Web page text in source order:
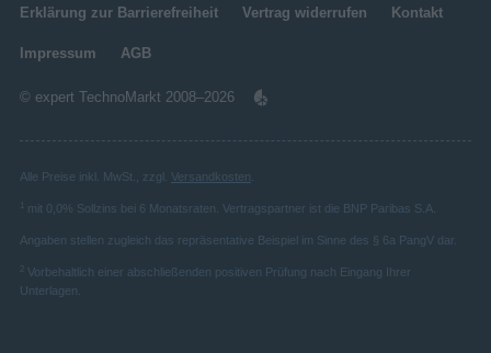
Erklärung zur Barrierefreiheit Vertrag widerrufen Kontakt
Impressum AGB
© expert TechnoMarkt 2008–2026
Alle Preise inkl. MwSt., zzgl. Versandkosten
mit 0,0% Sollzins bei 6 Monatsraten. Vertragspartner ist die BNP Paribas S.A.
Angaben stellen zugleich das repräsentative Beispiel im Sinne des § 6a PangV dar.
2 Vorbehaltlich einer abschließenden positiven Prüfung nach Eingang Ihrer
Unterlagen.